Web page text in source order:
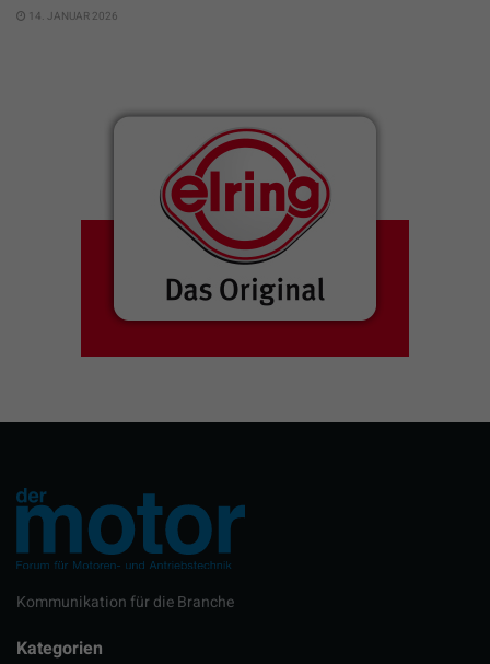
14. JANUAR 2026
Kommunikation für die Branche
Kategorien